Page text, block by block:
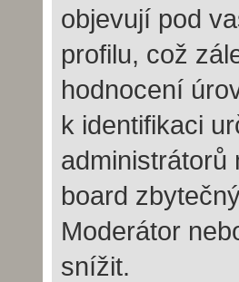
objevují pod
profilu, což
hodnocení
k identifikaci
administrátorů
board
Moderátor
snížit.